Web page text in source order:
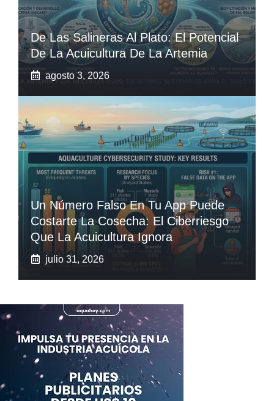
De Las Salineras Al Plato: El Potencial
De La Acuicultura De La Artemia
agosto 3, 2026
Un Número Falso En Tu App Puede
Costarte La Cosecha: El Ciberriesgo
Que La Acuicultura Ignora
julio 31, 2026